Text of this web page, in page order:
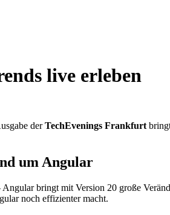
live erleben
derTechEvenings Frankfurt
um Angular
bringt mit Version 20 große
noch effizienter macht.